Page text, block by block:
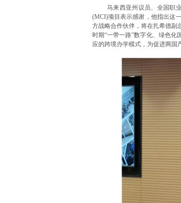
马来西亚州议员、全国职
(MCI)项目表示感谢，他指出这
方战略合作伙伴，将在扎希德副
时期“一带一路”数字化、绿色
应的跨境办学模式，为促进两国